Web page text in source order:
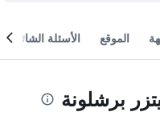
الموقع الأسئلة الشائعة
برشلونة